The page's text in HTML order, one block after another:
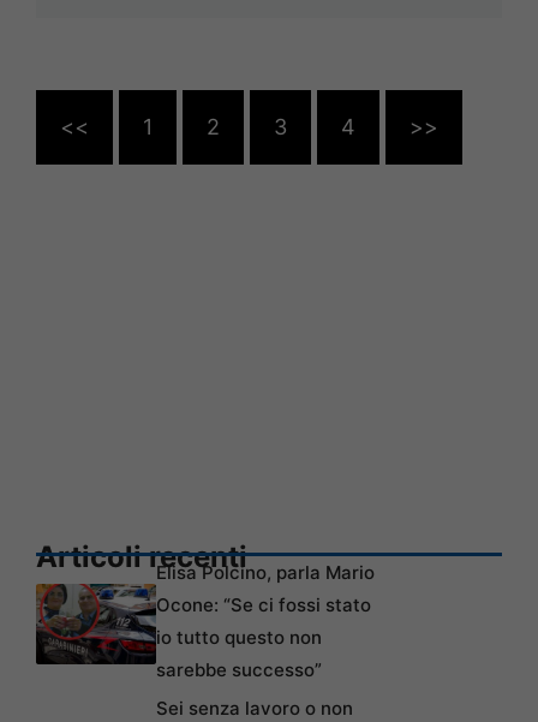
<< 1 2 3 4 >>
Articoli recentiElisa Polcino, parla Mario
Ocone: “Se ci fossi stato
io tutto questo non
sarebbe successo”
Sei senza lavoro o non